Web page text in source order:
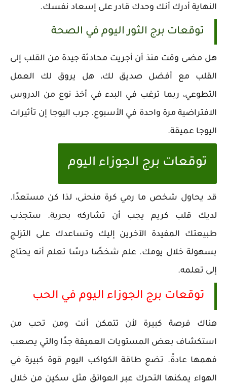
النهاية أدرك أنك وحدك قادر على إسعاد نفسك.
توقعات برج الثور اليوم في الصحة
هل مضى وقت منذ أن أجريت محادثة جيدة من القلب إلى
القلب مع أفضل صديق لك، هل يروق لك العمل
التطوعي، ربما ترغب في البدء في أخذ نوع من الدروس
الافتراضية مرة واحدة في الأسبوع. جرب اليوجا إن تأثيرات
اليوجا عميقة.
توقعات برج الجوزاء اليوم
قد يحاول شخص ما رمي كرة منحنى، لذا كن مستعدًا.
لديك قلب كريم يجب أن تشاركه بحرية. ستجذب
طبيعتك المفيدة الآخرين إليك وتساعدك على التزلج
بسهولة خلال يومك. علم شخصًا درسًا تعلم أنه يحتاج
إلى تعلمه.
توقعات برج الجوزاء اليوم في الحب
هناك فرصة كبيرة لأن تتمكن أنت ومن تحب من
استكشاف بعض المستويات العميقة جدًا والتي يصعب
فهمها عادةً. تضع طاقة الكواكب اليوم قوة كبيرة في
الهواء يمكنها التحرك عبر العوائق مثل سكين من خلال